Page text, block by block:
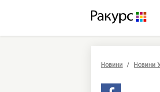
Новини Новини